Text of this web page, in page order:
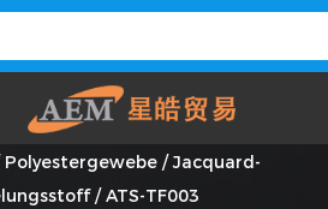
TF003 Anbieter
Polyestergewebe /Jacquard-
/ATS-TF003